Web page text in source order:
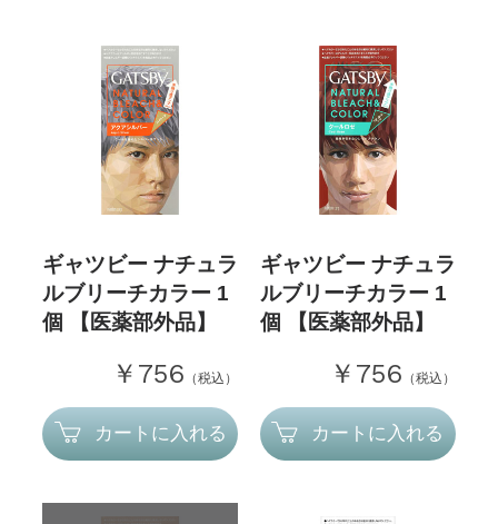
ギャツビー ナチュラ
ルブリーチカラー 1
個 【医薬部外品】
￥756 （税込）
カートに入れる
ギャツビー ナチュラ
ルブリーチカラー 1
個 【医薬部外品】
￥756 （税込）
カートに入れる